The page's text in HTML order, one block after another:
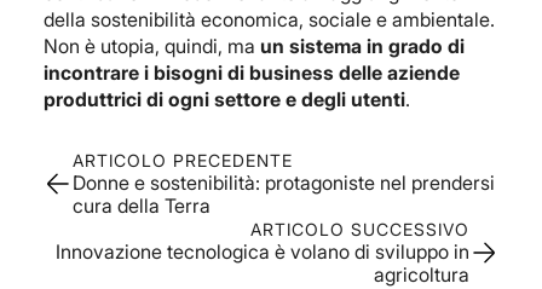
della sostenibilità economica, sociale e ambientale.
Non è utopia, quindi, ma un sistema in grado di
incontrare i bisogni di business delle aziende
produttrici di ogni settore e degli utenti.
ARTICOLO PRECEDENTE
Donne e sostenibilità: protagoniste nel prendersi
cura della Terra
ARTICOLO SUCCESSIVO
Innovazione tecnologica è volano di sviluppo in
agricoltura